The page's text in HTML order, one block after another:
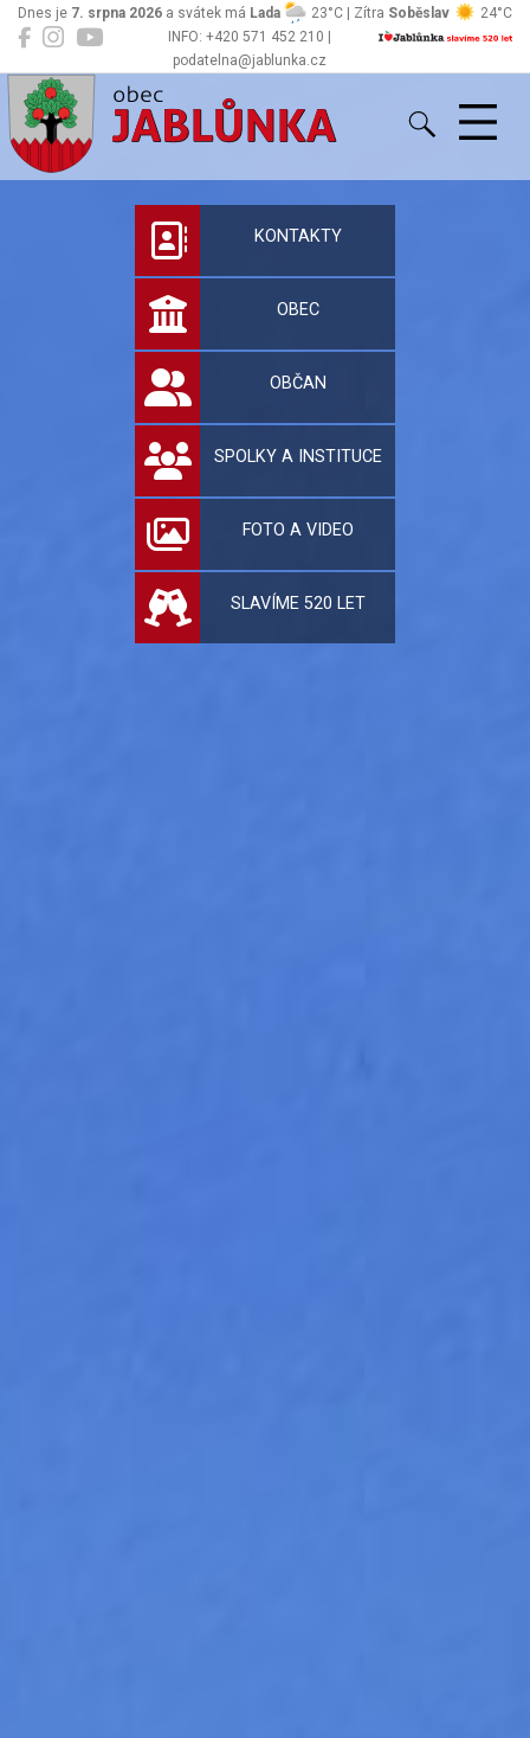
INFO: +420 571 452 210 |
podatelna@jablunka.cz
Dnes je 7. srpna 2026 a svátek má Lada 23°C | Zítra Soběslav 24°C
Jablůnka
Oficiální stránky
KONTAKTY
OBEC
OBČAN
SPOLKY A INSTITUCE
FOTO A VIDEO
SLAVÍME 520 LET